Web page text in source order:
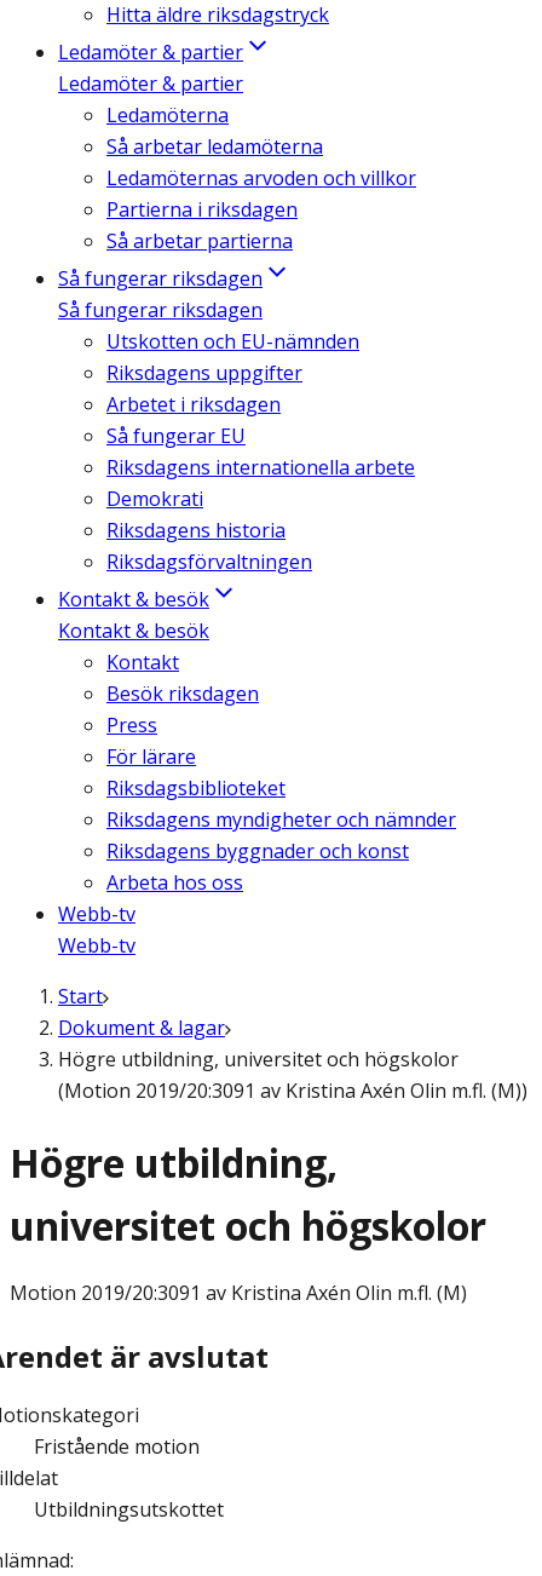
Hitta äldre riksdagstryck
Ledamöter & partier
Ledamöter & partier
Ledamöterna
Så arbetar ledamöterna
Ledamöternas arvoden och villkor
Partierna i riksdagen
Så arbetar partierna
Så fungerar riksdagen
Så fungerar riksdagen
Utskotten och EU-nämnden
Riksdagens uppgifter
Arbetet i riksdagen
Så fungerar EU
Riksdagens internationella arbete
Demokrati
Riksdagens historia
Riksdagsförvaltningen
Kontakt & besök
Kontakt & besök
Kontakt
Besök riksdagen
Press
För lärare
Riksdagsbiblioteket
Riksdagens myndigheter och nämnder
Riksdagens byggnader och konst
Arbeta hos oss
Webb-tv
Webb-tv
Start
Dokument & lagar
Högre utbildning, universitet och högskolor
(Motion 2019/20:3091 av Kristina Axén Olin m.fl. (M))
Högre utbildning,
universitet och högskolor
Motion 2019/20:3091 av Kristina Axén Olin m.fl. (M)
är avslutat
Fristående motion
Utbildningsutskottet
: